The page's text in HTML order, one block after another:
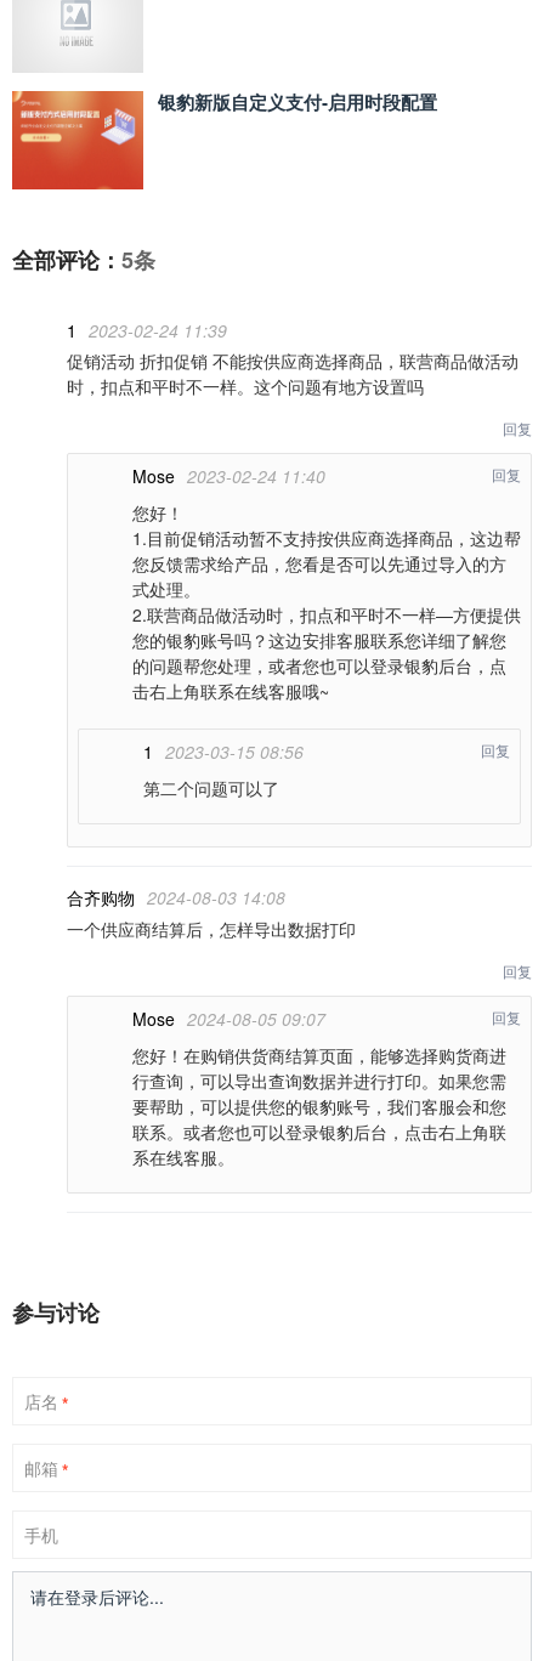
银豹新版自定义支付‑启用时段配置
全部评论： 5条
1
2023-02-24 11:39
促销活动 折扣促销 不能按供应商选择商品，联营商品做活动
时，扣点和平时不一样。这个问题有地方设置吗
回复
Mose 2023-02-24 11:40
您好！
1.目前促销活动暂不支持按供应商选择商品，这边帮
您反馈需求给产品，您看是否可以先通过导入的方
式处理。
2.联营商品做活动时，扣点和平时不一样—方便提供
您的银豹账号吗？这边安排客服联系您详细了解您
的问题帮您处理，或者您也可以登录银豹后台，点
击右上角联系在线客服哦~
回复
1
2023-03-15 08:56
第二个问题可以了
回复
合齐购物 2024-08-03 14:08
一个供应商结算后，怎样导出数据打印
回复
Mose 2024-08-05 09:07
您好！在购销供货商结算页面，能够选择购货商进
行查询，可以导出查询数据并进行打印。如果您需
要帮助，可以提供您的银豹账号，我们客服会和您
联系。或者您也可以登录银豹后台，点击右上角联
系在线客服。
回复
参与讨论
店名 *
邮箱 *
手机